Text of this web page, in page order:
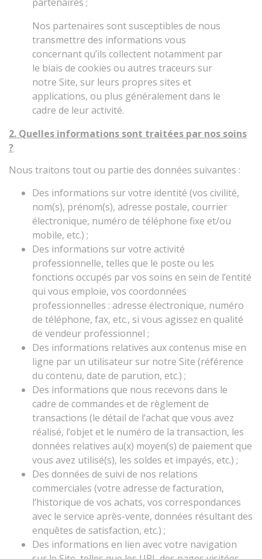
Nos partenaires sont susceptibles de nous
transmettre des informations vous
concernant qu’ils collectent notamment par
le biais de cookies ou autres traceurs sur
notre Site, sur leurs propres sites et
applications, ou plus généralement dans le
cadre de leur activité.
2. Quelles informations sont traitées par nos soins
?
Nous traitons tout ou partie des données suivantes :
Des informations sur votre identité (vos civilité,
nom(s), prénom(s), adresse postale, courrier
électronique, numéro de téléphone fixe et/ou
mobile, etc.) ;
Des informations sur votre activité
professionnelle, telles que le poste ou les
fonctions occupés par vos soins en sein de l’entité
qui vous emploie, vos coordonnées
professionnelles : adresse électronique, numéro
de téléphone, fax, etc., si vous agissez en qualité
de vendeur professionnel ;
Des informations relatives aux contenus mise en
ligne par un utilisateur sur notre Site (référence
du contenu, date de parution, etc.) ;
Des informations que nous recevons dans le
cadre de commandes et de règlement de
transactions (le détail de l’achat que vous avez
réalisé, l’objet et le numéro de la transaction, les
données relatives au(x) moyen(s) de paiement que
vous avez utilisé(s), les soldes et impayés, etc.) ;
Des données de suivi de nos relations
commerciales (votre adresse de facturation,
l’historique de vos achats, vos correspondances
avec le service après-vente, données résultant des
enquêtes de satisfaction, etc.) ;
Des informations en lien avec votre navigation